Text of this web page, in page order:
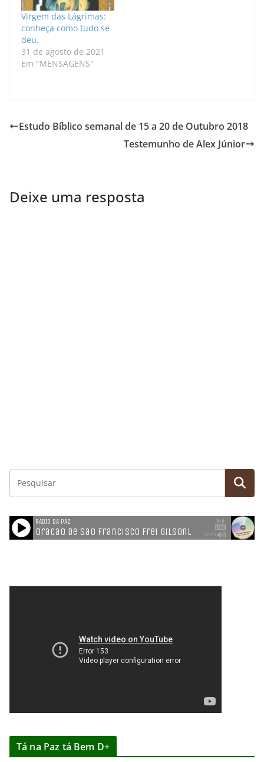
Virgem das Lágrimas:
conheça como tudo se
deu.
31 de agosto de 2021
Em "MENSAGENS"
Estudo Bíblico semanal de 15 a 20 de Outubro 2018
Testemunho de Alex Júnior
Deixe uma resposta
Tá na Paz tá Bem D+